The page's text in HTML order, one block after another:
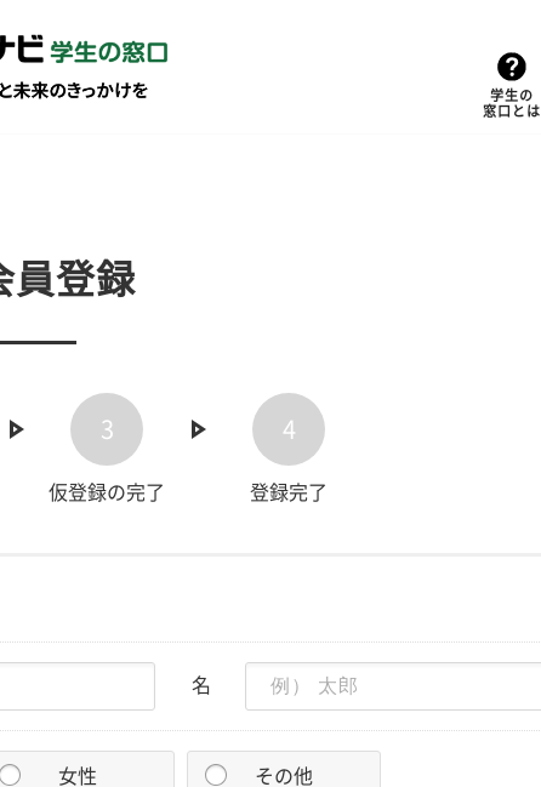
学生の
窓口とは
員登録
3
仮登録の完了
4
登録完了
名
女性 その他